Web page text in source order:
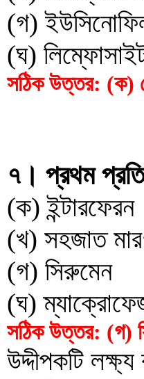
(গ)
(ঘ)
সঠিক উত্তর: (ক)
৭। প্রথম
(ক) ইন্টারফেরন
(খ) সহজাত
(গ) সিরুমেন
(ঘ)
সঠিক উত্তর: (গ)
উদ্দীপকটি